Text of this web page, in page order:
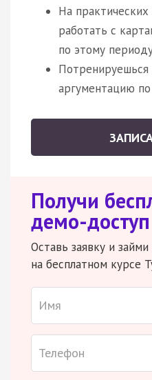
На практических
работать с
по этому
Потренируешься
аргументацию
Получи
демо-доступ
Оставь заявку и
на бесплатном курсе